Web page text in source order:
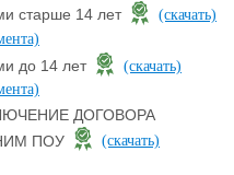
старше 14 лет
(скачать)
до 14 лет
(скачать)
ДОГОВОРА
ПОУ
(скачать)